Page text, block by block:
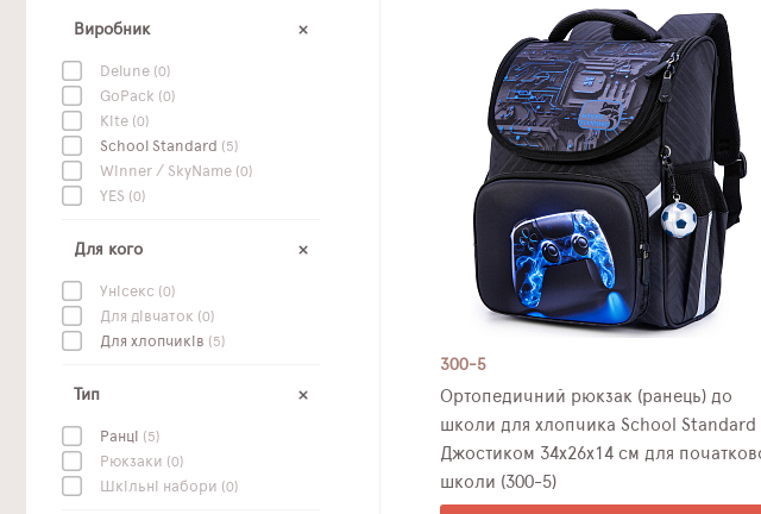
Виробник
Delune (0)
GoPack (0)
Kite (0)
School Standard (5)
Winner / SkyName (0)
YES (0)
Для кого
Унісекс (0)
Для дівчаток (0)
Для хлопчиків (5)
Тип
Ранці (5)
Рюкзаки (0)
Шкільні набори (0)
300-5
Ортопедичний рюкзак (ранець) до
школи для хлопчика School Standard
Джостиком 34х26х14 см для
школи (300-5)